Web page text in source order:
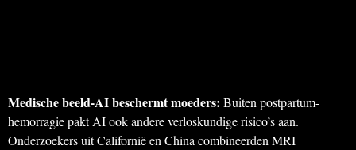
Medische beeld-AI beschermt moeders: Buiten postpartum-
hemorragie pakt AI ook andere verloskundige risico’s aan.
Onderzoekers uit Californië en China combineerden MRI